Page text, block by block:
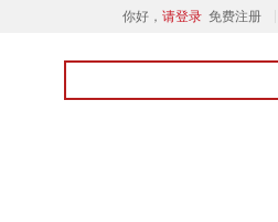
你好， 请登录 免费注册